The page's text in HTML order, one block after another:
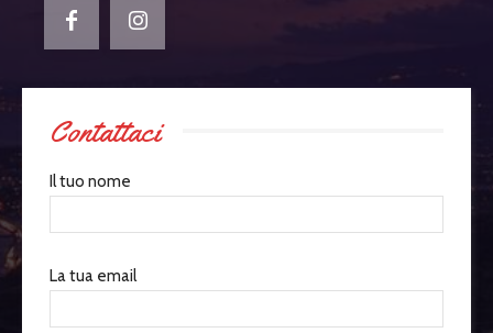
Contattaci
Il tuo nome
La tua email